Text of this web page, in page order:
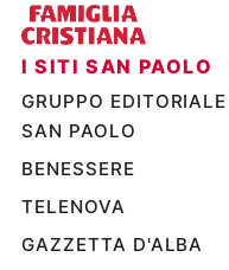
I SITI SAN PAOLO
GRUPPO EDITORIALE
SAN PAOLO
BENESSERE
TELENOVA
GAZZETTA D'ALBA